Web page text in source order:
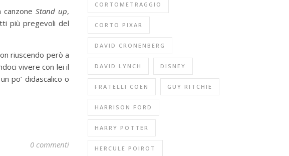
Stand up,
più pregevoli del
riuscendo però a
vivere con lei il
po’ didascalico o
0 commenti
CORTOMETRAGGIO
CORTO PIXAR
DAVID CRONENBERG
DAVID LYNCH DISNEY
FRATELLI COEN GUY RITCHIE
HARRISON FORD
HARRY POTTER
HERCULE POIROT